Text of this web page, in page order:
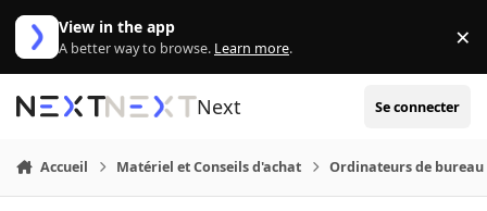
Aller au contenu
View in the app
A better way to browse. Learn more. ×
Next Se connecter
Accueil Matériel et Conseils d'achat Ordinateurs de bureau